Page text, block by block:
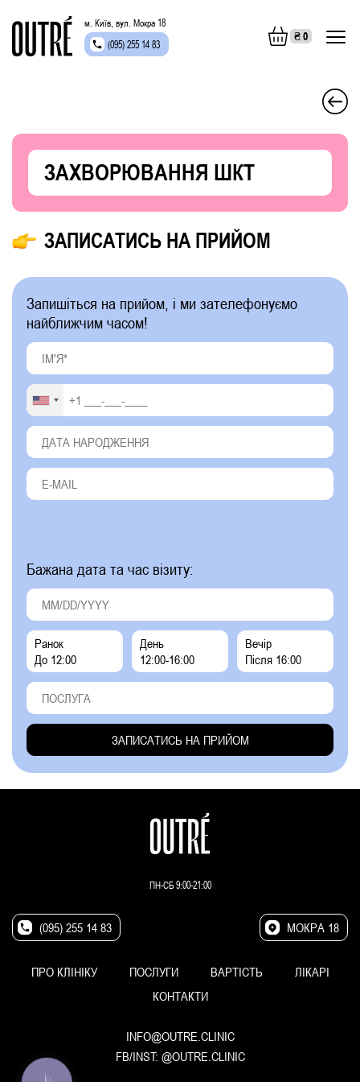
м. Київ, вул. Мокра 18
(095) 255 14 83
₴0
ЗАХВОРЮВАННЯ ШКТ
ЗАПИСАТИСЬ НА ПРИЙОМ
Запишіться на прийом, і ми зателефонуємо
найближчим часом!
Бажана дата та час візиту:
Ранок
До 12:00
День
12:00-16:00
Вечір
Після 16:00
ПН-СБ 9:00-21:00
(095) 255 14 83 МОКРА 18
ПРО КЛІНІКУ ПОСЛУГИ ВАРТІСТЬ
ЛІКАРІ
КОНТАКТИ
INFO@OUTRE.CLINIC
FB/INST: @OUTRE.CLINIC